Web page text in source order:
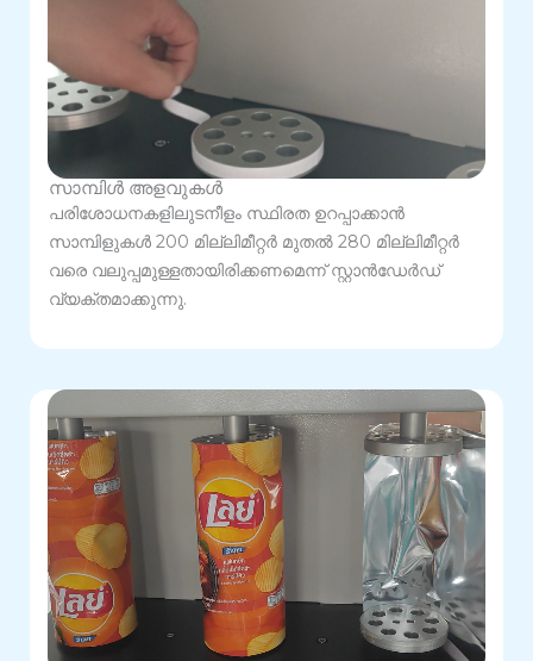
സാമ്പിൾ അളവുകൾ
പരിശോധനകളിലുടനീളം സ്ഥിരത ഉറപ്പാക്കാൻ
സാമ്പിളുകൾ 200 മില്ലിമീറ്റർ മുതൽ 280 മില്ലിമീറ്റർ
വരെ വലുപ്പമുള്ളതായിരിക്കണമെന്ന് സ്റ്റാൻഡേർഡ്
വ്യക്തമാക്കുന്നു.